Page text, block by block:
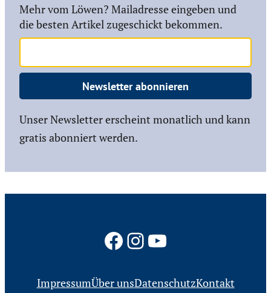
Mehr vom Löwen? Mailadresse eingeben und
die besten Artikel zugeschickt bekommen.
Newsletter abonnieren
Unser Newsletter erscheint monatlich und kann
gratis abonniert werden.
Facebook
Instagram
YouTube
ImpressumÜber unsDatenschutzKontakt